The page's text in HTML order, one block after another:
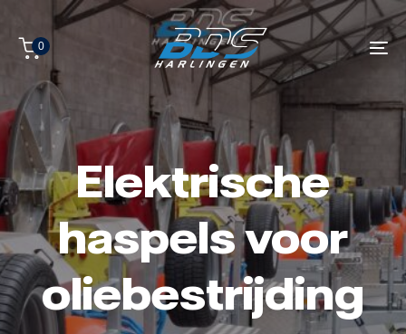
Skip
links
primary
navigation
Skip
to
content
0
Elektrische
haspels voor
oliebestrijding